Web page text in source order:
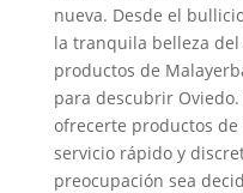
nueva. Desde el
la tranquila belleza del
productos de
para descubrir
ofrecerte productos
servicio rápido y
preocupación sea